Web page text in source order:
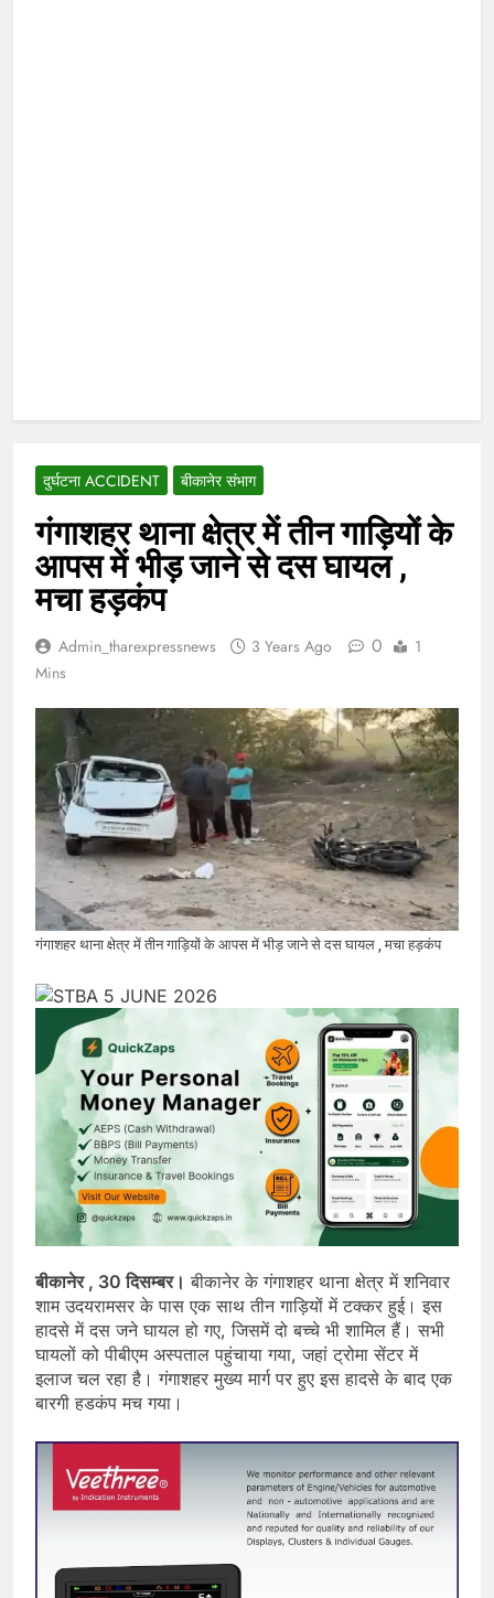
दुर्घटना ACCIDENT बीकानेर संभाग
गंगाशहर थाना क्षेत्र में तीन गाड़ियों के
आपस में भीड़ जाने से दस घायल ,
मचा हड़कंप
Admin_tharexpressnews 3 Years Ago 0
1
Mins
गंगाशहर थाना क्षेत्र में तीन गाड़ियों के आपस में भीड़ जाने से दस घायल , मचा हड़कंप
बीकानेर , 30 दिसम्बर। बीकानेर के गंगाशहर थाना क्षेत्र में शनिवार
शाम उदयरामसर के पास एक साथ तीन गाड़ियों में टक्कर हुई। इस
हादसे में दस जने घायल हो गए, जिसमें दो बच्चे भी शामिल हैं। सभी
घायलों को पीबीएम अस्पताल पहुंचाया गया, जहां ट्रोमा सेंटर में
इलाज चल रहा है। गंगाशहर मुख्य मार्ग पर हुए इस हादसे के बाद एक
बारगी हडकंप मच गया।